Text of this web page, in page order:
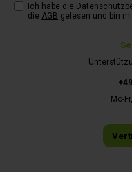
Mo-
Ich habe die
die AGB gelesen und bin